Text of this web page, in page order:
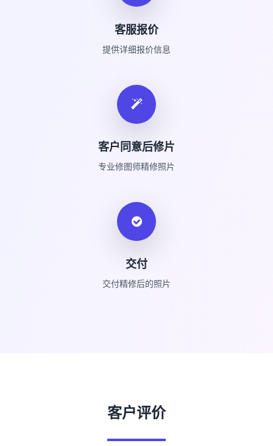
客服报价
提供详细报价信息
客户同意后修片
专业修图师精修照片
交付
交付精修后的照片
客户评价